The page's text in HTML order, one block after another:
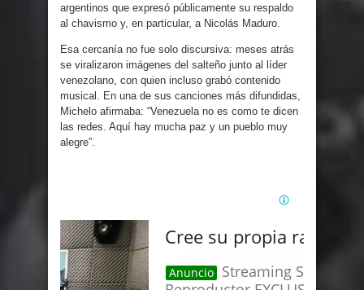
argentinos que expresó públicamente su respaldo
al chavismo y, en particular, a Nicolás Maduro.
Esa cercanía no fue solo discursiva: meses atrás
se viralizaron imágenes del salteño junto al líder
venezolano, con quien incluso grabó contenido
musical. En una de sus canciones más difundidas,
Michelo afirmaba: “Venezuela no es como te dicen
las redes. Aquí hay mucha paz y un pueblo muy
alegre”.